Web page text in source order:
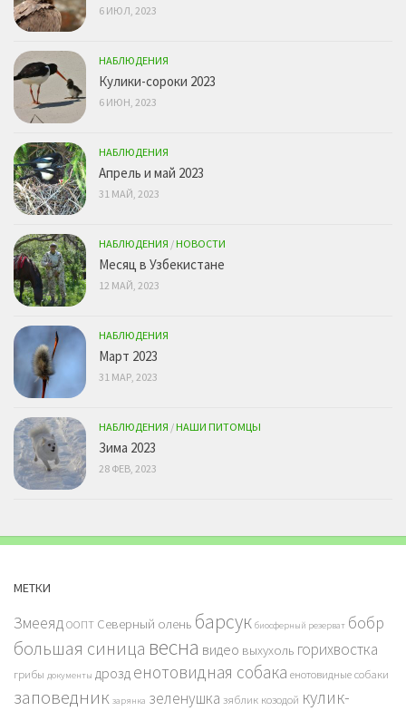
6 ИЮЛ, 2023
НАБЛЮДЕНИЯ
Кулики-сороки 2023
6 ИЮН, 2023
НАБЛЮДЕНИЯ
Апрель и май 2023
31 МАЙ, 2023
НАБЛЮДЕНИЯ /НОВОСТИ
Месяц в Узбекистане
12 МАЙ, 2023
НАБЛЮДЕНИЯ
Март 2023
31 МАР, 2023
НАБЛЮДЕНИЯ /НАШИ ПИТОМЦЫ
Зима 2023
28 ФЕВ, 2023
МЕТКИ
ЗмееядООПТ Северный олень барсук биосферный резерват бобр
большая синица весна видео выхухоль горихвостка
грибы документы дрозд енотовидная собака енотовидные собаки
заповедник зарянка зеленушка зяблик козодой кулик-